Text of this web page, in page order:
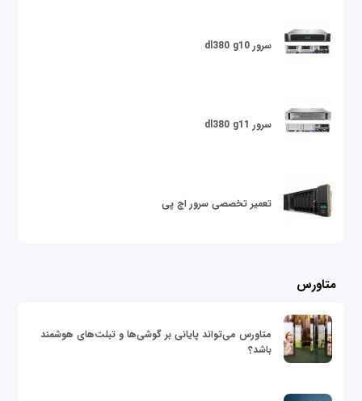
سرور dl380 g10
سرور dl380 g11
تعمیر تخصصی سرور اچ پی
متاورس
متاورس می‌تواند پایانی بر گوشی‌ها و تبلت‌های هوشمند
باشد؟